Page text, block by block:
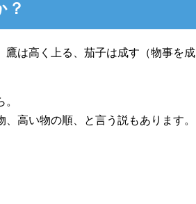
鷹は高く上る、茄子は成す（物事を成
高い物の順、と言う説もあります。